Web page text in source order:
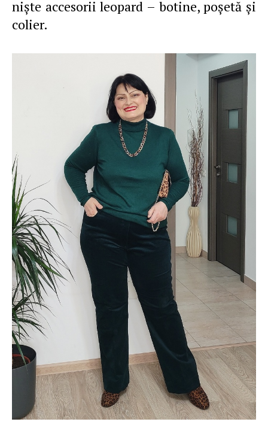
nişte accesorii leopard – botine, poşetă şi
colier.